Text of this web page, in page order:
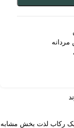
یک رکاب لذت بخش مشابه